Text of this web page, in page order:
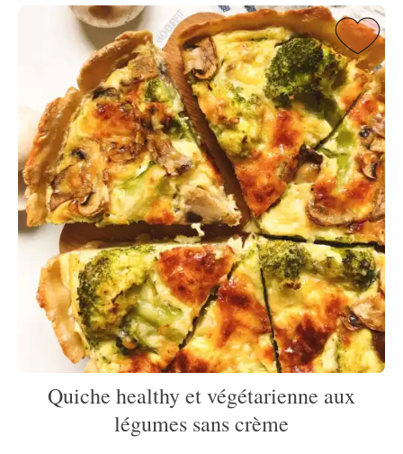
Quiche healthy et végétarienne aux
légumes sans crème